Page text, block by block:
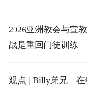
2026亚洲教会与宣
战是重回门徒训练
观点 | Billy弟兄：